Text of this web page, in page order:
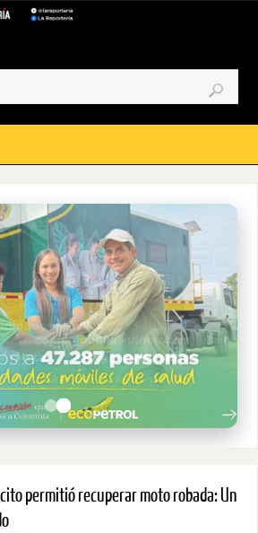
permitió recuperar moto robada: Un